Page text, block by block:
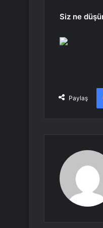
Siz ne
Paylaş